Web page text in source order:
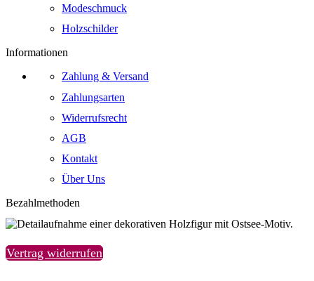
Modeschmuck
Holzschilder
Informationen
Zahlung & Versand
Zahlungsarten
Widerrufsrecht
AGB
Kontakt
Über Uns
Bezahlmethoden
Vertrag widerrufen